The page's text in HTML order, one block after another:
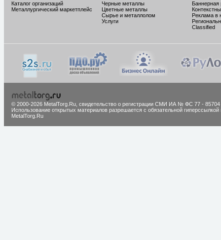
Каталог организаций
Металлургический маркетплейс
Черные металлы
Цветные металлы
Сырье и металлолом
Услуги
Баннерная
Реклама в
Classified
© 2000-2026 MetalTorg.Ru, cвидетельство о регистрации СМИ ИА № ФС 77 - 85704
Использование открытых материалов разрешается с обязательной гиперссылкой
MetalTorg.Ru